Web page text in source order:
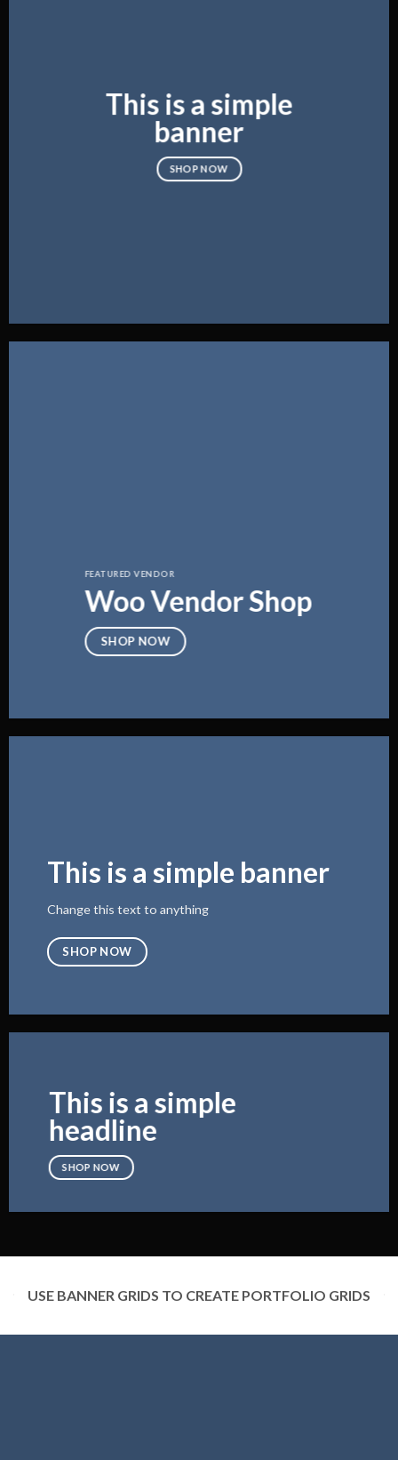
This is a simple
banner
SHOP NOW
FEATURED VENDOR
Woo Vendor Shop
SHOP NOW
This is a simple banner
Change this text to anything
SHOP NOW
This is a simple
headline
SHOP NOW
USE BANNER GRIDS TO CREATE PORTFOLIO GRIDS